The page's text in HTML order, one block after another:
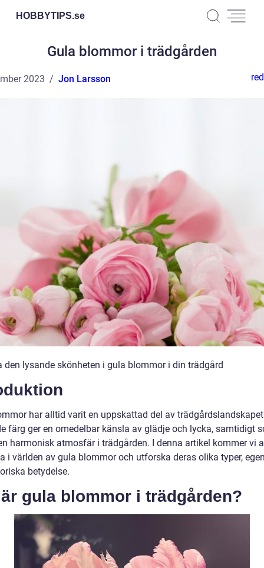
HOBBYTIPS.se
Gula blommor i trädgården
2023 Jon Larsson
den lysande skönheten i gula blommor i din trädgård
har alltid varit en uppskattad del av
färg ger en omedelbar känsla av glädje och lycka, samtidigt
harmonisk atmosfär i trädgården. I denna artikel kommer vi
i världen av gula blommor och utforska deras olika typer,
betydelse.
gula blommor i trädgården?